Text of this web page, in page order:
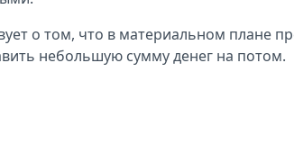
о том, что в материальном плане
небольшую сумму денег на потом.